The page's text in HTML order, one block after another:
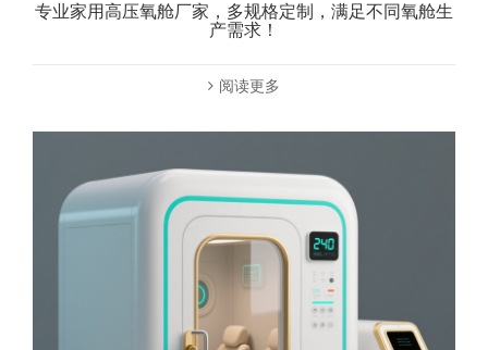
专业家用高压氧舱厂家，多规格定制，满足不同氧舱生
产需求！
阅读更多